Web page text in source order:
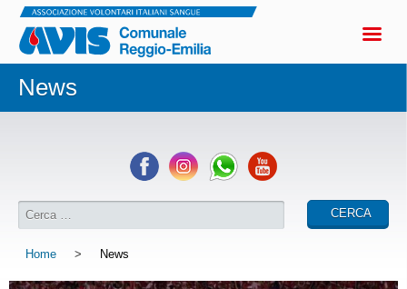
News
Home > News